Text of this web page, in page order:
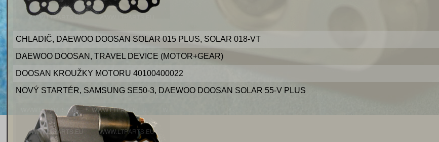
CHLADIČ, DAEWOO DOOSAN SOLAR 015 PLUS, SOLAR 018-VT
DAEWOO DOOSAN, TRAVEL DEVICE (MOTOR+GEAR)
DOOSAN KROUŽKY MOTORU 40100400022
NOVÝ STARTÉR, SAMSUNG SE50-3, DAEWOO DOOSAN SOLAR 55-V PLUS